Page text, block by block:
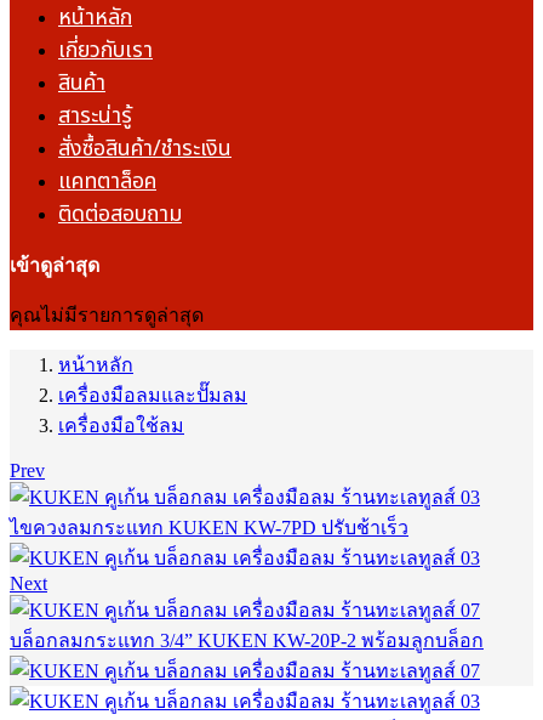
หน้าหลัก
เกี่ยวกับเรา
สินค้า
สาระน่ารู้
สั่งซื้อสินค้า/ชำระเงิน
แคทตาล็อค
ติดต่อสอบถาม
เข้าดูล่าสุด
คุณไม่มีรายการดูล่าสุด
หน้าหลัก
เครื่องมือลมและปั๊มลม
เครื่องมือใช้ลม
Prev
ไขควงลมกระแทก KUKEN KW-7PD ปรับช้าเร็ว
Next
บล็อกลมกระแทก 3/4” KUKEN KW-20P-2 พร้อมลูกบล็อก